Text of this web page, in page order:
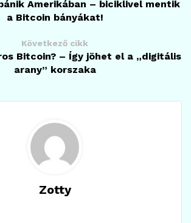
Amerikában – biciklivel mentik
a Bitcoin bányákat!
Következő cikk
Bitcoin? – Így jöhet el a „digitális
arany” korszaka
Zotty